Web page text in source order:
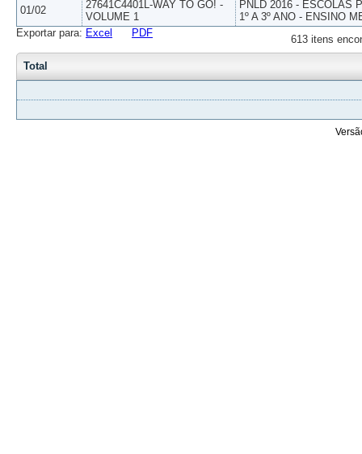
01/02
27641C4401L-WAY TO GO! -
VOLUME 1
PNLD 2016 - ESCOLAS
1º A 3º ANO - ENSINO
613 itens
Exportar para: Excel PDF
Total